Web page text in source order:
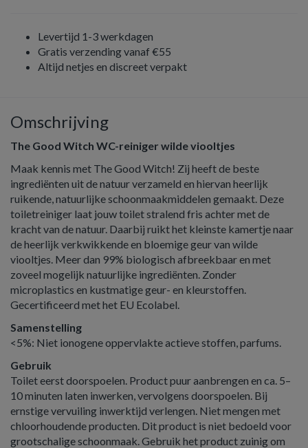
Levertijd 1-3 werkdagen
Gratis verzending vanaf €55
Altijd netjes en discreet verpakt
Omschrijving
The Good Witch WC-reiniger wilde viooltjes
Maak kennis met The Good Witch! Zij heeft de beste
ingrediënten uit de natuur verzameld en hiervan heerlijk
ruikende, natuurlijke schoonmaakmiddelen gemaakt. Deze
toiletreiniger laat jouw toilet stralend fris achter met de
kracht van de natuur. Daarbij ruikt het kleinste kamertje naar
de heerlijk verkwikkende en bloemige geur van wilde
viooltjes. Meer dan 99% biologisch afbreekbaar en met
zoveel mogelijk natuurlijke ingrediënten. Zonder
microplastics en kustmatige geur- en kleurstoffen.
Gecertificeerd met het EU Ecolabel.
Samenstelling
<5%: Niet ionogene oppervlakte actieve stoffen, parfums.
Gebruik
Toilet eerst doorspoelen. Product puur aanbrengen en ca. 5–
10 minuten laten inwerken, vervolgens doorspoelen. Bij
ernstige vervuiling inwerktijd verlengen. Niet mengen met
chloorhoudende producten. Dit product is niet bedoeld voor
grootschalige schoonmaak. Gebruik het product zuinig om